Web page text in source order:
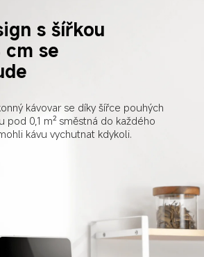
s šířkou
cm se
kávovar se díky šířce pouhých
pod 0,1 m² směstná do každého
kávu vychutnat kdykoli.